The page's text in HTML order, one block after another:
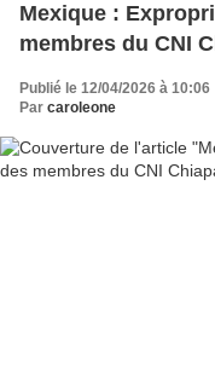
Mexique :
membres du CNI
Publié le 12/04/2026 à 10:06
Par caroleone